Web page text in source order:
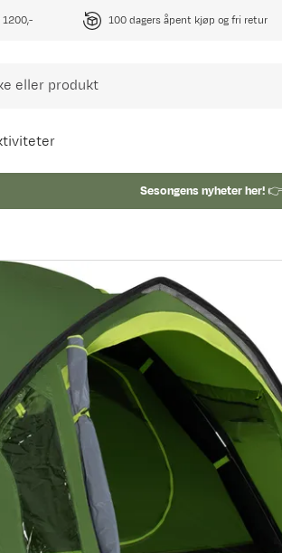
1200,- 100 dagers åpent kjøp og fri retur
Sesongens nyheter her!👉